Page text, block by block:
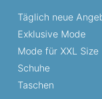
Täglich neue
Exklusive Mode
Mode für XXL Size
Schuhe
Taschen